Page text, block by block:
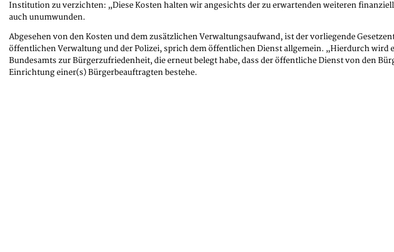
Institution zu verzichten: „Diese Kosten halten wir angesichts der zu erwartenden weiteren
auch unumwunden.
Abgesehen von den Kosten und dem zusätzlichen Verwaltungsaufwand, ist der vorliegende
öffentlichen Verwaltung und der Polizei, sprich dem öffentlichen Dienst allgemein. „Hierdurch
Bundesamts zur Bürgerzufriedenheit, die erneut belegt habe, dass der öffentliche Dienst von den
Einrichtung einer(s) Bürgerbeauftragten bestehe.